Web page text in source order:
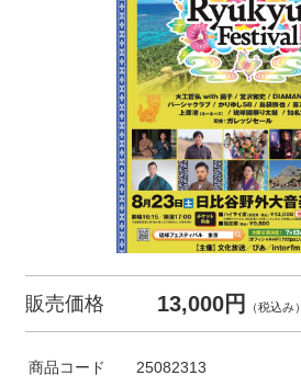
販売価格 13,000円 （税込み）
商品コード 25082313